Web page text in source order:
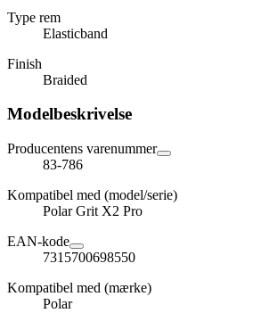
Type rem
Elasticband
Finish
Braided
Modelbeskrivelse
Producentens varenummer
83-786
Kompatibel med (model/serie)
Polar Grit X2 Pro
EAN-kode
7315700698550
Kompatibel med (mærke)
Polar